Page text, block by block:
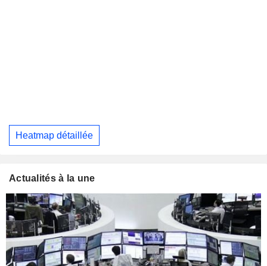
Heatmap détaillée
Actualités à la une